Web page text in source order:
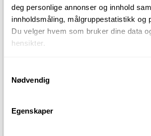
deg personlige annonser og innhold
innholdsmåling, målgruppestatistikk og
Du velger hvem som bruker dine data
hensikter.
Innhente informasjon om den
Identifisere enheten din ved å
Nødvendig
Egenskaper
på